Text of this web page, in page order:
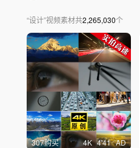
“设计”视频素材共2,265,030个
307购买 4K 4'41 AD